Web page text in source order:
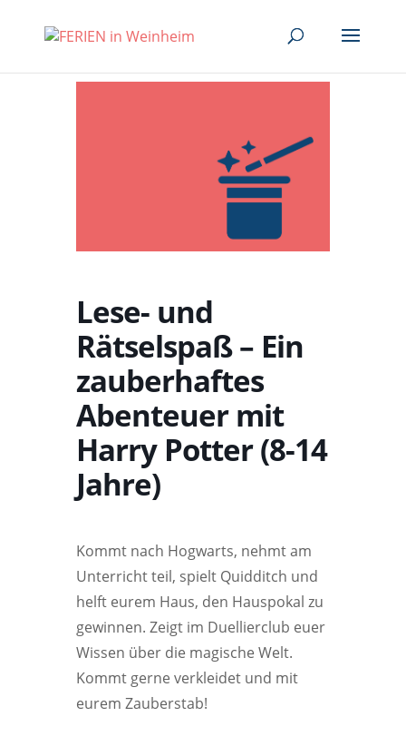
Lese- und
Rätselspaß – Ein
zauberhaftes
Abenteuer mit
Harry Potter (8-14
Jahre)
Kommt nach Hogwarts, nehmt am
Unterricht teil, spielt Quidditch und
helft eurem Haus, den Hauspokal zu
gewinnen. Zeigt im Duellierclub euer
Wissen über die magische Welt.
Kommt gerne verkleidet und mit
eurem Zauberstab!